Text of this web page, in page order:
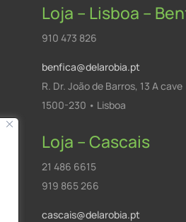
Loja – Lisboa –
910 473 826
benfica@delarobia.pt
R. Dr. João de Barros, 13 A cave
1500-230 • Lisboa
Loja – Cascais
21 486 6615
919 865 266
cascais@delarobia.pt